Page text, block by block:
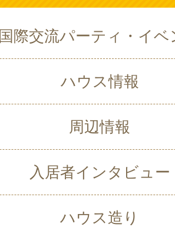
国際交流パーティ・イベ
ハウス情報
周辺情報
入居者インタビュー
ハウス造り